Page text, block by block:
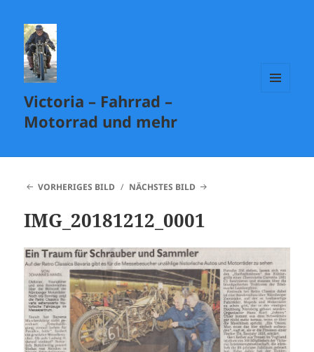
Victoria – Fahrrad –
Motorrad und mehr
VORHERIGES BILD NÄCHSTES BILD
IMG_20181212_0001